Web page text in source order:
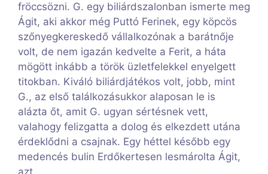
fröccsözni. G. egy biliárdszalonban ismerte meg
Ágit, aki akkor még Puttó Ferinek, egy köpcös
szőnyegkereskedő vállalkozónak a barátnője
volt, de nem igazán kedvelte a Ferit, a háta
mögött inkább a török üzletfelekkel enyelgett
titokban. Kiváló biliárdjátékos volt, jobb, mint
G., az első találkozásukkor alaposan le is
alázta őt, amit G. ugyan sértésnek vett,
valahogy felizgatta a dolog és elkezdett utána
érdeklődni a csajnak. Egy héttel később egy
medencés bulin Erdőkertesen lesmárolta Ágit,